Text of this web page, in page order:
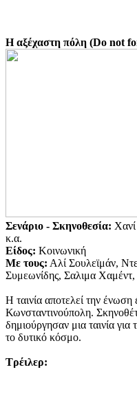
Η αξέχαστη πόλη (Do not
Σενάριο - Σκηνοθεσία:
κ.α.
Είδος: Κοινωνική
Με τους: Αλί Σουλεϊμάν,
Συμεωνίδης, Σαλιμα
Η ταινία αποτελεί την ένωση
Κωνσταντινούπολη.
δημιούργησαν μια ταινία
το δυτικό κόσμο.
Τρέιλερ: